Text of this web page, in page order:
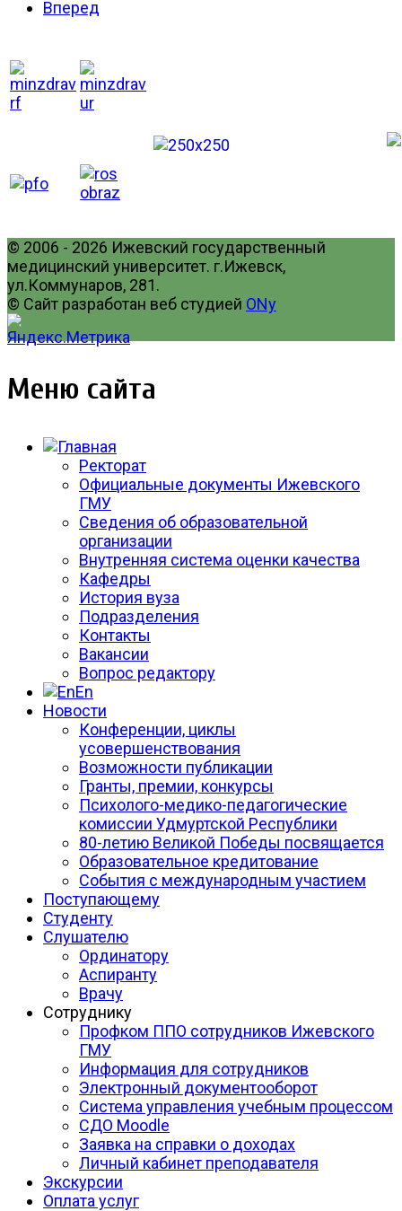
Вперед
© 2006 - 2026 Ижевский государственный
медицинский университет. г.Ижевск,
ул.Коммунаров, 281.
© Сайт разработан веб студией ONy
Меню сайта
Ректорат
Официальные документы Ижевского
ГМУ
Сведения об образовательной
организации
Внутренняя система оценки качества
Кафедры
История вуза
Подразделения
Контакты
Вакансии
Вопрос редактору
En
Новости
Конференции, циклы
усовершенствования
Возможности публикации
Гранты, премии, конкурсы
Психолого-медико-педагогические
комиссии Удмуртской Республики
80-летию Великой Победы посвящается
Образовательное кредитование
События с международным участием
Поступающему
Студенту
Слушателю
Ординатору
Аспиранту
Врачу
Сотруднику
Профком ППО сотрудников Ижевского
ГМУ
Информация для сотрудников
Электронный документооборот
Система управления учебным процессом
СДО Moodle
Заявка на справки о доходах
Личный кабинет преподавателя
Экскурсии
Оплата услуг